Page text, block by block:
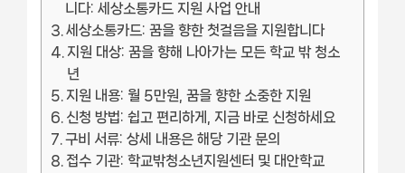
니다: 세상소통카드 지원 사업 안내
세상소통카드: 꿈을 향한 첫걸음을 지원합니다
지원 대상: 꿈을 향해 나아가는 모든 학교 밖 청소
년
지원 내용: 월 5만원, 꿈을 향한 소중한 지원
신청 방법: 쉽고 편리하게, 지금 바로 신청하세요
구비 서류: 상세 내용은 해당 기관 문의
접수 기관: 학교밖청소년지원센터 및 대안학교